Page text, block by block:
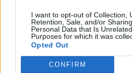
I want to opt-out of Collection,
Retention, Sale, and/or
Personal Data that Is
Purposes for which it was
Opted Out
CONFIRM
Bono Oro, auspiciadas por el
Canaria, también está previsto
en su precio durante la vigencia
los viajeros dispondrán del
adquirir estos títulos de viaje. El
Joven y Bono Oro, 10 euros,